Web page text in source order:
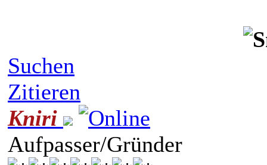
Suchen
Zitieren
Kniri
Aufpasser/Gründer